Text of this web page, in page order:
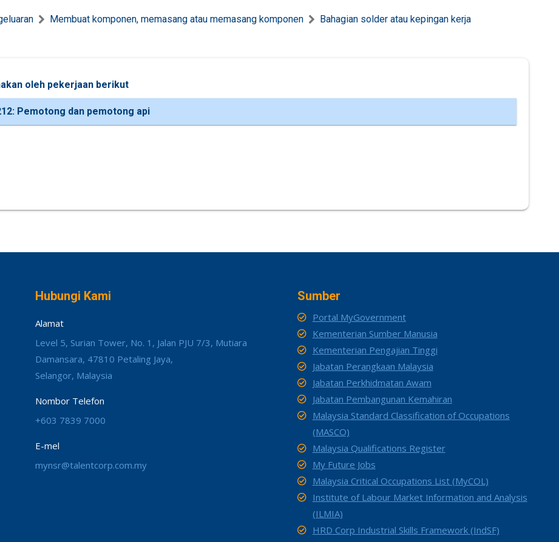
Membuat komponen, memasang atau memasang komponen Bahagian solder atau kepingan kerja
oleh pekerjaan berikut
Pemotong dan pemotong api
Hubungi Kami
Alamat
Level 5, Surian Tower, No. 1, Jalan PJU 7/3, Mutiara
Damansara, 47810 Petaling Jaya,
Selangor, Malaysia
Nombor Telefon
+603 7839 7000
E-mel
mynsr@talentcorp.com.my
Sumber
Portal MyGovernment
Kementerian Sumber Manusia
Kementerian Pengajian Tinggi
Jabatan Perangkaan Malaysia
Jabatan Perkhidmatan Awam
Jabatan Pembangunan Kemahiran
Malaysia Standard Classification of Occupations
(MASCO)
Malaysia Qualifications Register
My Future Jobs
Malaysia Critical Occupations List (MyCOL)
Institute of Labour Market Information and Analysis
(ILMIA)
HRD Corp Industrial Skills Framework (IndSF)